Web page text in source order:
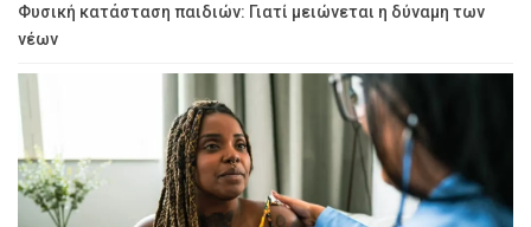
Φυσική κατάσταση παιδιών: Γιατί μειώνεται η δύναμη των
νέων